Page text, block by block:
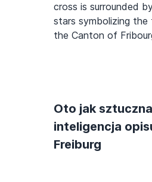
cross is surrounded
stars symbolizing
the Canton of
Oto jak sztuczna
inteligencja
Freiburg